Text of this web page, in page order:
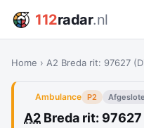
112radar.nl
Home › A2 Breda rit: 97627
Ambulance P2
A2 Breda rit: